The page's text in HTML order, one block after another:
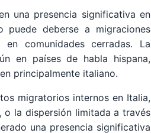
una presencia significativa en
deberse a migraciones
comunidades cerradas. La
en países de habla hispana,
principalmente italiano.
migratorios internos en Italia,
o la dispersión limitada a través
una presencia significativa